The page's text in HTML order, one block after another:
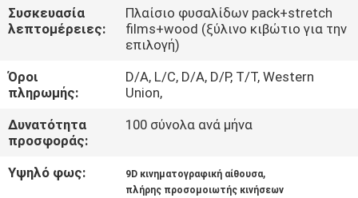
ΕΠΙΚΟΙΝΩΝΉΣΤΕ
ΜΑΖΊ
ΜΑΣ
ΝΈΑ
ΥΠΟΘΈΣΕΙΣ
Συσκευασία
λεπτομέρειες:
Πλαίσιο φυσαλίδων pack+stretch
films+wood (ξύλινο κιβώτιο για την
επιλογή)
Όροι
πληρωμής:
D/A, L/C, D/A, D/P, T/T, Western
Union,
Δυνατότητα
προσφοράς:
100 σύνολα ανά μήνα
Υψηλό φως: 9D κινηματογραφική αίθουσα,
πλήρης προσομοιωτής κινήσεων